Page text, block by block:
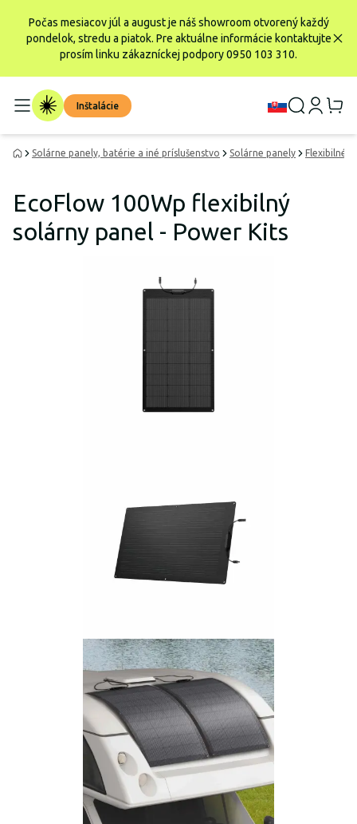
Počas mesiacov júl a august je náš showroom otvorený každý
pondelok, stredu a piatok. Pre aktuálne informácie kontaktujte
prosím linku zákazníckej podpory 0950 103 310.
Inštalácie
Solárne panely, batérie a iné príslušenstvo Solárne panely Flexibilné
EcoFlow 100Wp flexibilný
solárny panel - Power Kits